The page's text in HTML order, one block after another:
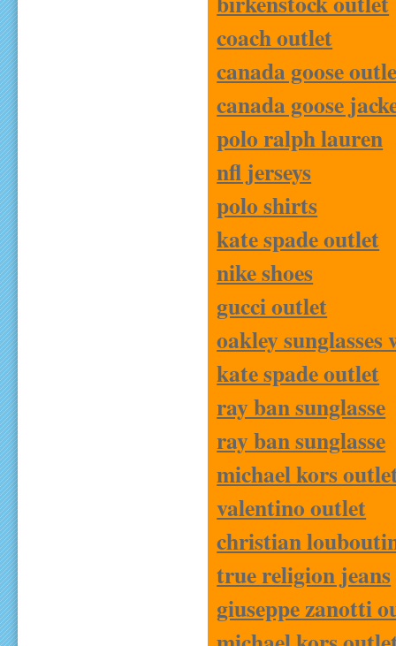
coach outlet
canada goose
canada goose
polo ralph lauren
nfl jerseys
polo shirts
kate spade outlet
nike shoes
gucci outlet
oakley sunglasses
kate spade outlet
ray ban sunglasse
ray ban sunglasse
michael kors
valentino outlet
christian
true religion jeans
giuseppe zanotti